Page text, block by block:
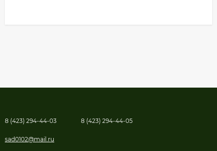
8 (423) 294-44-03 8 (423) 294-44-05
sad0102@mail.ru